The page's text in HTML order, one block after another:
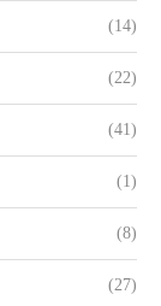
(14)
(22)
(41)
(1)
(8)
(27)